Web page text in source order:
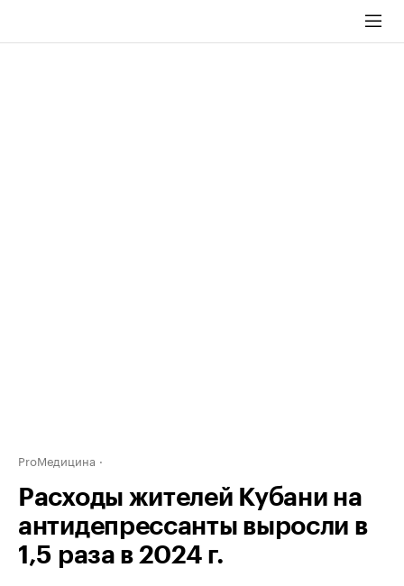
ProМедицина
Расходы жителей Кубани на
антидепрессанты выросли в
1,5 раза в 2024 г.